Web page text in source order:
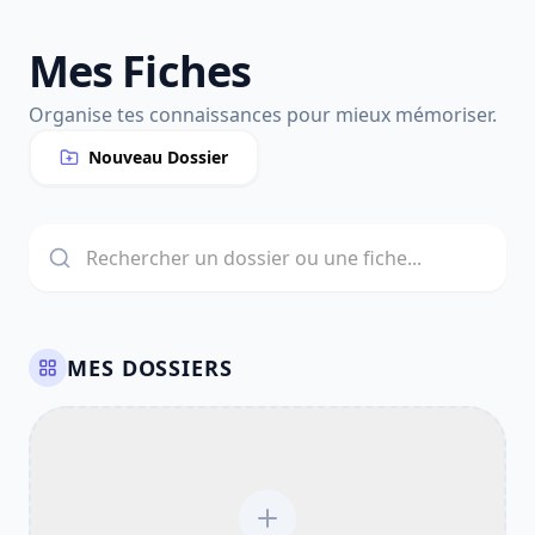
Mes Fiches
Organise tes connaissances pour mieux mémoriser.
Nouveau Dossier
MES DOSSIERS